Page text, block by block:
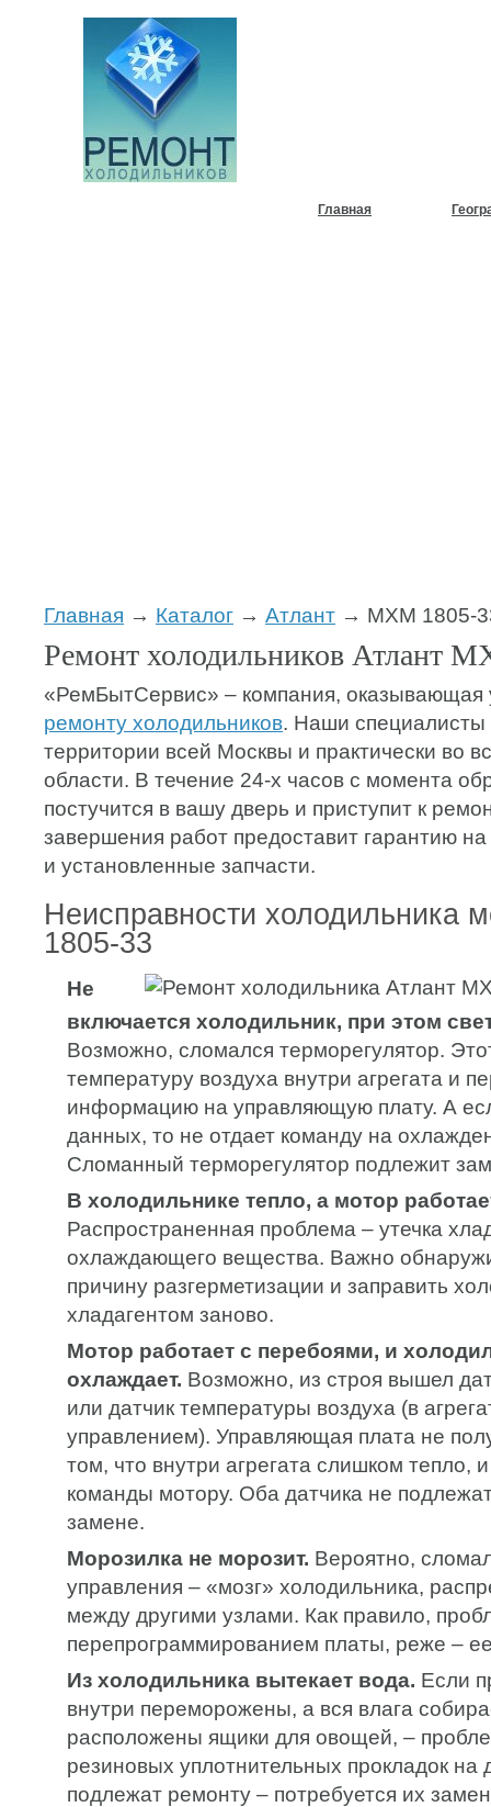
Главная
Главная → Каталог → Атлант → МХМ 1805-
Ремонт холодильников Атлант
«РемБытСервис» – компания, оказывающая
ремонту холодильников. Наши специалисты
территории всей Москвы и практически во
области. В течение 24-х часов с момента
постучится в вашу дверь и приступит к
завершения работ предоставит гарантию
и установленные запчасти.
Неисправности холодильника
1805-33
Не
включается холодильник, при этом
Возможно, сломался терморегулятор.
температуру воздуха внутри агрегата и
информацию на управляющую плату. А
данных, то не отдает команду на
Сломанный терморегулятор подлежит
В холодильнике тепло, а мотор
Распространенная проблема – утечка
охлаждающего вещества. Важно
причину разгерметизации и заправить
хладагентом заново.
Мотор работает с перебоями, и
охлаждает. Возможно, из строя вышел
или датчик температуры воздуха (в
управлением). Управляющая плата не
том, что внутри агрегата слишком тепло,
команды мотору. Оба датчика не
замене.
Морозилка не морозит. Вероятно,
управления – «мозг» холодильника,
между другими узлами. Как правило,
перепрограммированием платы, реже –
Из холодильника вытекает вода. Если
внутри переморожены, а вся влага
расположены ящики для овощей, –
резиновых уплотнительных прокладок на
подлежат ремонту – потребуется их